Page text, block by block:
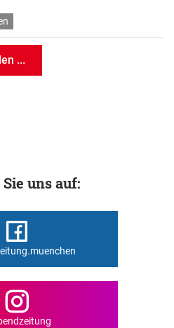
...
uns auf: